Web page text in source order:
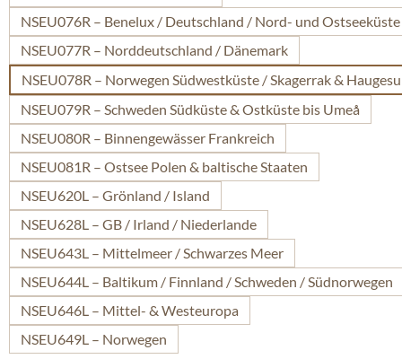
NSEU076R – Benelux / Deutschland / Nord- und Ostseeküste
NSEU077R – Norddeutschland / Dänemark
NSEU078R – Norwegen Südwestküste / Skagerrak &
NSEU079R – Schweden Südküste & Ostküste bis Umeå
NSEU080R – Binnengewässer Frankreich
NSEU081R – Ostsee Polen & baltische Staaten
NSEU620L – Grönland / Island
NSEU628L – GB / Irland / Niederlande
NSEU643L – Mittelmeer / Schwarzes Meer
NSEU644L – Baltikum / Finnland / Schweden / Südnorwegen
NSEU646L – Mittel- & Westeuropa
NSEU649L – Norwegen